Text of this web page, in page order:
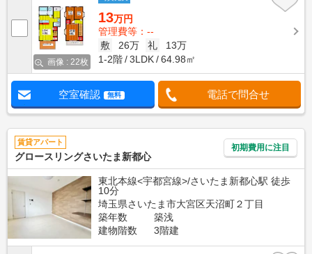
画像 : 22枚
13万円
管理費等：--
敷
26万 礼
13万
1-2階
3LDK 64.98㎡
空室確認 無料 電話で問合せ
賃貸アパート
グロースリングさいたま新都心
初期費用に注目
東北本線<宇都宮線>/さいたま新都心駅 徒歩
10分
埼玉県さいたま市大宮区天沼町２丁目
築年数
築浅
建物階数
3階建